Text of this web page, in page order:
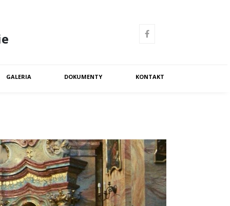
GALERIA DOKUMENTY KONTAKT